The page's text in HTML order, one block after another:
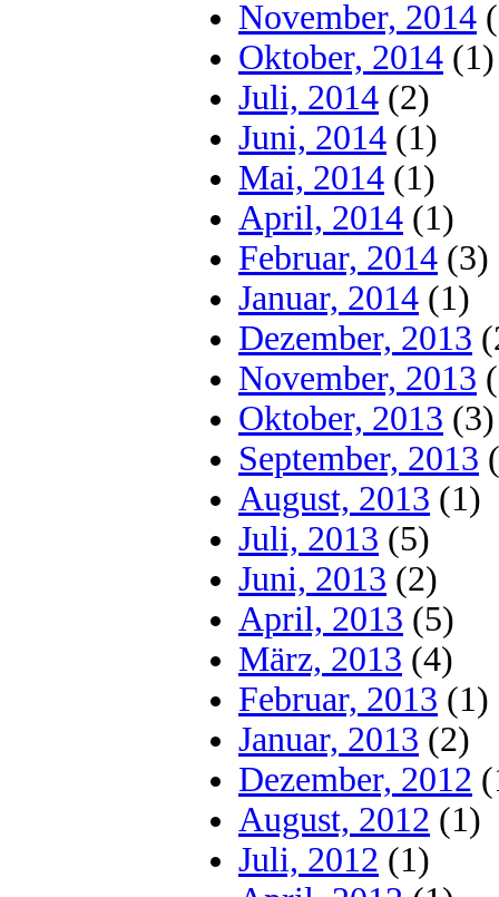
November, 2014
Oktober, 2014 (1)
Juli, 2014 (2)
Juni, 2014 (1)
Mai, 2014 (1)
April, 2014 (1)
Februar, 2014 (3)
Januar, 2014 (1)
Dezember, 2013
November, 2013
Oktober, 2013 (3)
September, 2013
August, 2013 (1)
Juli, 2013 (5)
Juni, 2013 (2)
April, 2013 (5)
März, 2013 (4)
Februar, 2013 (1)
Januar, 2013 (2)
Dezember, 2012
August, 2012 (1)
Juli, 2012 (1)